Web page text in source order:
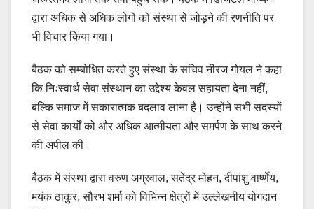
द्वारा अधिक से अधिक लोगों को संस्था से जोड़ने की रणनीति पर
भी विचार किया गया।
बैठक को सम्बोधित करते हुए संस्था के सचिव नीरज गोयल ने कहा
कि निःस्वार्थ सेवा संस्थान का उद्देश्य केवल सहायता देना नहीं,
बल्कि समाज में सकारात्मक बदलाव लाना है। उन्होंने सभी सदस्यों
से सेवा कार्यों को और अधिक आत्मीयता और समर्पण के साथ करने
की अपील की।
बैठक में संस्था द्वारा वरुण अग्रवाल, सतेंद्र मोहन, दीपांशु वार्ष्णेय,
मयंक ठाकुर, सौरभ शर्मा को विभिन्न क्षेत्रों में उल्लेखनीय योगदान